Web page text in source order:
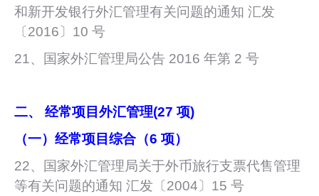
和新开发银行外汇管理有关问题的通知 汇发
〔2016〕10 号
21、国家外汇管理局公告 2016 年第 2 号
二、 经常项目外汇管理(27 项)
（一）经常项目综合（6 项）
22、国家外汇管理局关于外币旅行支票代售管理
等有关问题的通知 汇发〔2004〕15 号